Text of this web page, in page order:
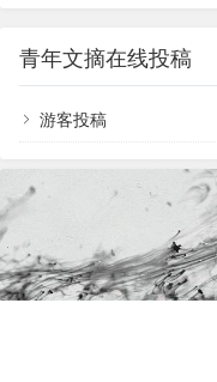
性不如
重要的
建立自
上班的
就好像
理每个
一个空
手。空
青年文摘在线投稿
游客投稿